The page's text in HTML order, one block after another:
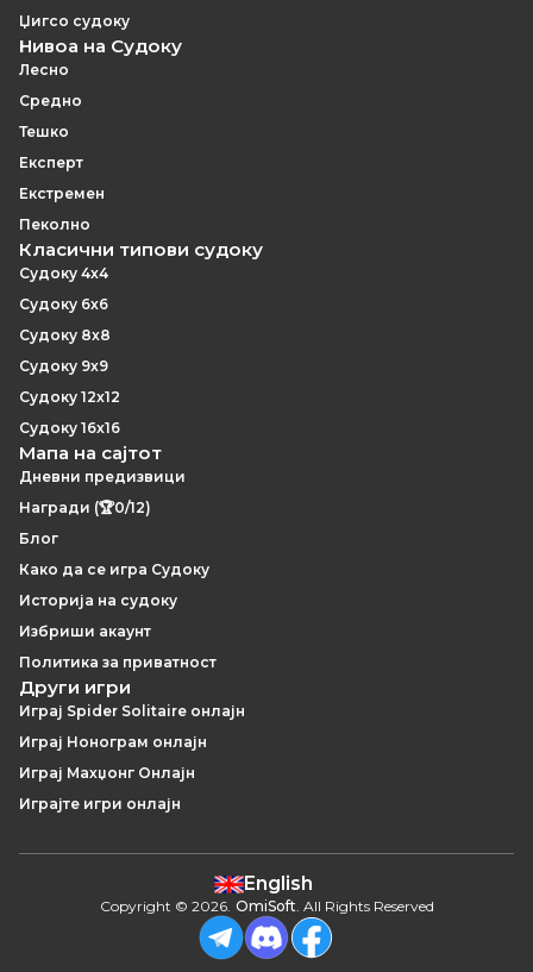
Џигсо судоку
Нивоа на Судоку
Лесно
Средно
Тешко
Експерт
Екстремен
Пеколно
Класични типови судоку
Судоку 4x4
Судоку 6x6
Судоку 8x8
Судоку 9x9
Судоку 12x12
Судоку 16x16
Мапа на сајтот
Дневни предизвици
Награди (🏆0/12)
Блог
Како да се игра Судоку
Историја на судоку
Избриши акаунт
Политика за приватност
Други игри
Играј Spider Solitaire онлајн
Играј Нонограм онлајн
Играј Махџонг Онлајн
Играјте игри онлајн
English
Copyright © 2026. OmiSoft. All Rights Reserved